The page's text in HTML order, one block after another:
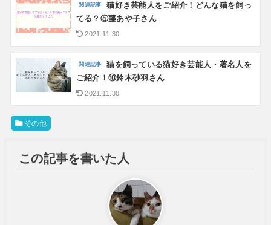
猫好き芸能人をご紹介！どんな猫を飼っ
てる？⑤藤あや子さん
2021.11.30
猫を飼っている猫好き芸能人・著名人を
ご紹介！⑩鈴木砂羽さん
2021.11.30
その他
この記事を書いた人